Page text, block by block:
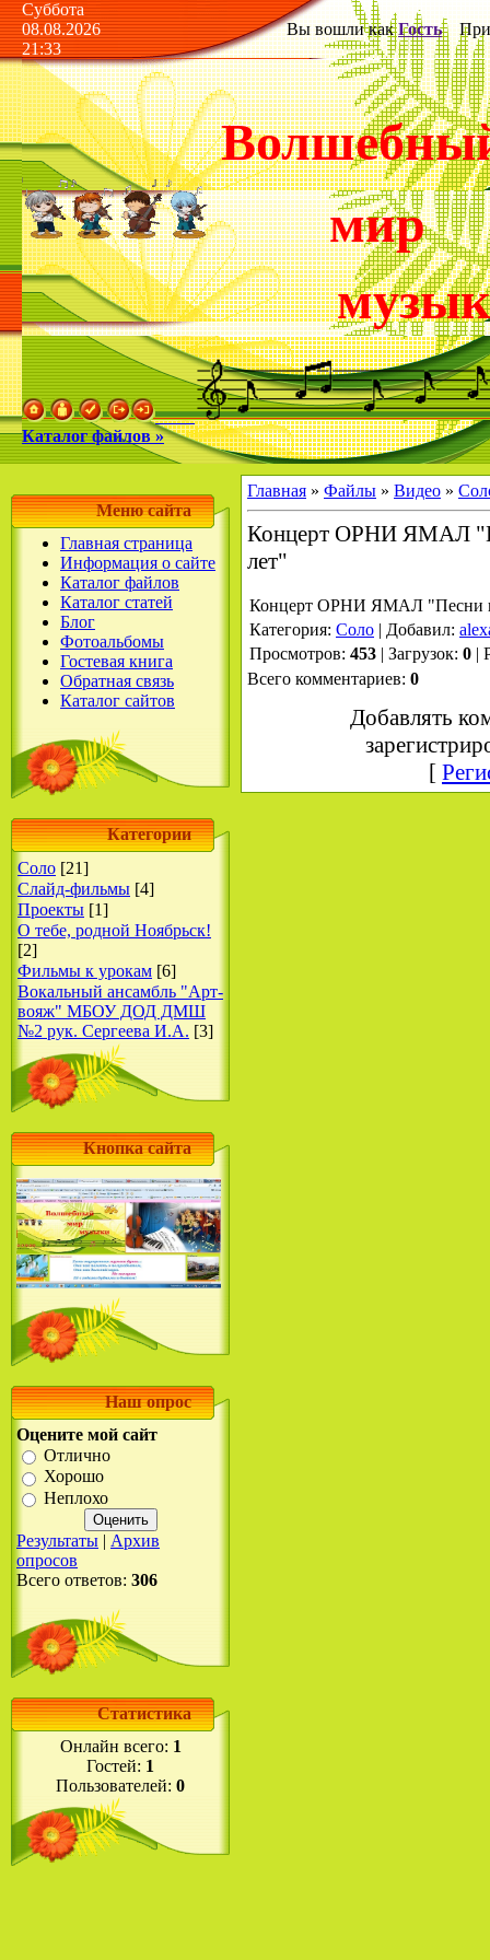
Суббота
08.08.2026
21:33
Вы вошли как Гость
мир
Каталог файлов »
Меню сайта
Главная страница
Информация о сайте
Каталог файлов
Каталог статей
Блог
Фотоальбомы
Гостевая книга
Обратная связь
Каталог сайтов
Категории
Соло [21]
Слайд-фильмы [4]
Проекты [1]
О тебе, родной Ноябрьск!
[2]
Фильмы к урокам [6]
Вокальный ансамбль "Арт-
вояж" МБОУ ДОД ДМШ
№2 рук. Сергеева И.А. [3]
Кнопка сайта
Наш опрос
Оцените мой сайт
Отлично
Хорошо
Неплохо
Результаты | Архив
опросов
Всего ответов: 306
Статистика
Онлайн всего: 1
Гостей: 1
Пользователей: 0
Главная » Файлы » Видео »
Концерт ОРНИ ЯМАЛ
лет"
Концерт ОРНИ ЯМАЛ "Песни
Категория: Соло | Добавил:
Просмотров: 453 | Загрузок: 0 |
Всего комментариев: 0
Добавлять
[